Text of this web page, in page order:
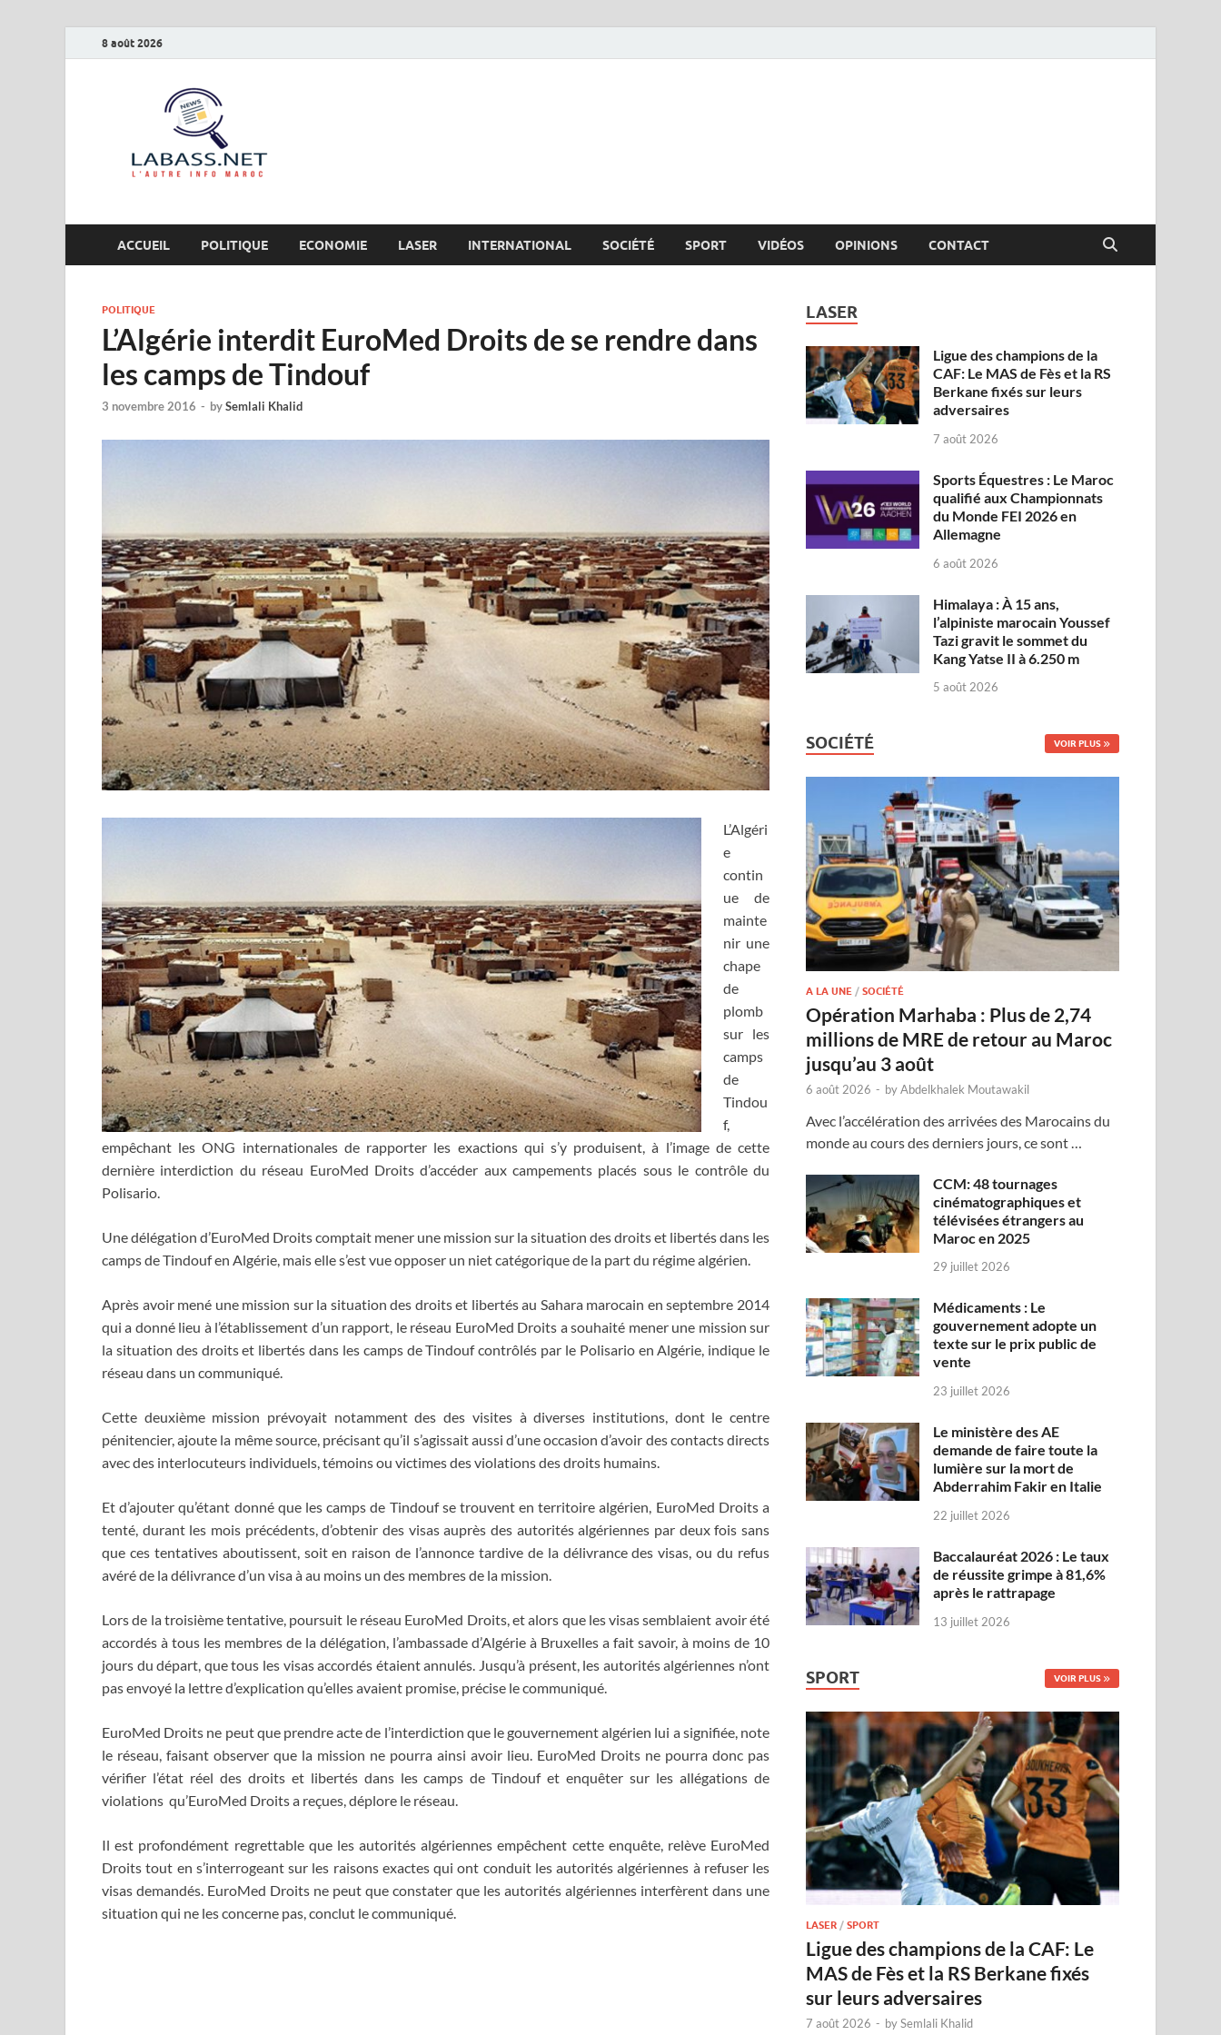
8 août 2026
ACCUEIL POLITIQUE ECONOMIE LASER INTERNATIONAL SOCIÉTÉ SPORT VIDÉOS OPINIONS CONTACT
POLITIQUE
L’Algérie interdit EuroMed Droits de se rendre dans
les camps de Tindouf
3 novembre 2016 - bySemlali Khalid
L’Algéri
e
contin
ue de
mainte
nir une
chape
de
plomb
sur les
camps
de
Tindou
f,
empêchant les ONG internationales de rapporter les exactions qui s’y produisent, à l’image de cette
dernière interdiction du réseau EuroMed Droits d’accéder aux campements placés sous le contrôle du
Polisario.
Une délégation d’EuroMed Droits comptait mener une mission sur la situation des droits et libertés dans les
camps de Tindouf en Algérie, mais elle s’est vue opposer un niet catégorique de la part du régime algérien.
Après avoir mené une mission sur la situation des droits et libertés au Sahara marocain en septembre 2014
qui a donné lieu à l’établissement d’un rapport, le réseau EuroMed Droits a souhaité mener une mission sur
la situation des droits et libertés dans les camps de Tindouf contrôlés par le Polisario en Algérie, indique le
réseau dans un communiqué.
Cette deuxième mission prévoyait notamment des des visites à diverses institutions, dont le centre
pénitencier, ajoute la même source, précisant qu’il s’agissait aussi d’une occasion d’avoir des contacts directs
avec des interlocuteurs individuels, témoins ou victimes des violations des droits humains.
Et d’ajouter qu’étant donné que les camps de Tindouf se trouvent en territoire algérien, EuroMed Droits a
tenté, durant les mois précédents, d’obtenir des visas auprès des autorités algériennes par deux fois sans
que ces tentatives aboutissent, soit en raison de l’annonce tardive de la délivrance des visas, ou du refus
avéré de la délivrance d’un visa à au moins un des membres de la mission.
Lors de la troisième tentative, poursuit le réseau EuroMed Droits, et alors que les visas semblaient avoir été
accordés à tous les membres de la délégation, l’ambassade d’Algérie à Bruxelles a fait savoir, à moins de 10
jours du départ, que tous les visas accordés étaient annulés. Jusqu’à présent, les autorités algériennes n’ont
pas envoyé la lettre d’explication qu’elles avaient promise, précise le communiqué.
EuroMed Droits ne peut que prendre acte de l’interdiction que le gouvernement algérien lui a signifiée, note
le réseau, faisant observer que la mission ne pourra ainsi avoir lieu. EuroMed Droits ne pourra donc pas
vérifier l’état réel des droits et libertés dans les camps de Tindouf et enquêter sur les allégations de
violations qu’EuroMed Droits a reçues, déplore le réseau.
Il est profondément regrettable que les autorités algériennes empêchent cette enquête, relève EuroMed
Droits tout en s’interrogeant sur les raisons exactes qui ont conduit les autorités algériennes à refuser les
visas demandés. EuroMed Droits ne peut que constater que les autorités algériennes interfèrent dans une
situation qui ne les concerne pas, conclut le communiqué.
LASER
Ligue des champions de la
CAF: Le MAS de Fès et la RS
Berkane fixés sur leurs
adversaires
7 août 2026
Sports Équestres : Le Maroc
qualifié aux Championnats
du Monde FEI 2026 en
Allemagne
6 août 2026
Himalaya : À 15 ans,
l’alpiniste marocain Youssef
Tazi gravit le sommet du
Kang Yatse II à 6.250 m
5 août 2026
SOCIÉTÉ VOIR PLUS
A LA UNE /SOCIÉTÉ
Opération Marhaba : Plus de 2,74
millions de MRE de retour au Maroc
jusqu’au 3 août
6 août 2026 - byAbdelkhalek Moutawakil
Avec l’accélération des arrivées des Marocains du
monde au cours des derniers jours, ce sont …
CCM: 48 tournages
cinématographiques et
télévisées étrangers au
Maroc en 2025
29 juillet 2026
Médicaments : Le
gouvernement adopte un
texte sur le prix public de
vente
23 juillet 2026
Le ministère des AE
demande de faire toute la
lumière sur la mort de
Abderrahim Fakir en Italie
22 juillet 2026
Baccalauréat 2026 : Le taux
de réussite grimpe à 81,6%
après le rattrapage
13 juillet 2026
SPORT VOIR PLUS
LASER /SPORT
Ligue des champions de la CAF: Le
MAS de Fès et la RS Berkane fixés
sur leurs adversaires
7 août 2026 - bySemlali Khalid